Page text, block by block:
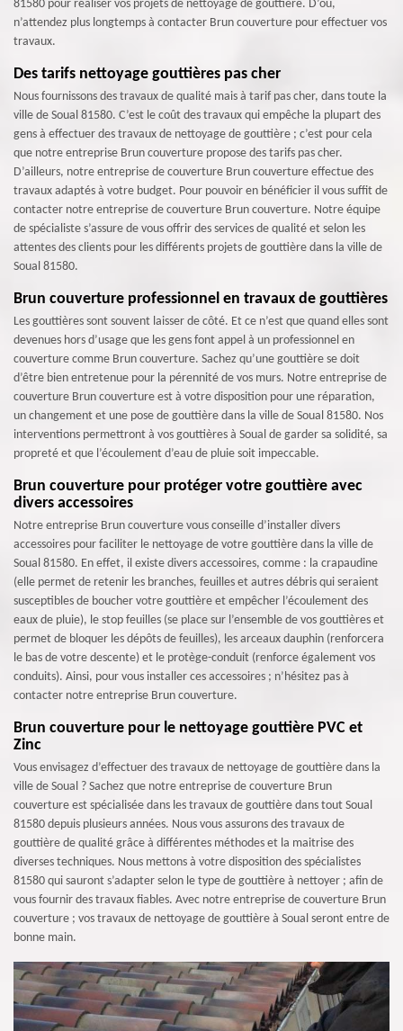
81580 pour réaliser vos projets de nettoyage de gouttière. D’où,
n’attendez plus longtemps à contacter Brun couverture pour effectuer vos
travaux.
Des tarifs nettoyage gouttières pas cher
Nous fournissons des travaux de qualité mais à tarif pas cher, dans toute la
ville de Soual 81580. C’est le coût des travaux qui empêche la plupart des
gens à effectuer des travaux de nettoyage de gouttière ; c’est pour cela
que notre entreprise Brun couverture propose des tarifs pas cher.
D’ailleurs, notre entreprise de couverture Brun couverture effectue des
travaux adaptés à votre budget. Pour pouvoir en bénéficier il vous suffit de
contacter notre entreprise de couverture Brun couverture. Notre équipe
de spécialiste s’assure de vous offrir des services de qualité et selon les
attentes des clients pour les différents projets de gouttière dans la ville de
Soual 81580.
Brun couverture professionnel en travaux de gouttières
Les gouttières sont souvent laisser de côté. Et ce n’est que quand elles sont
devenues hors d’usage que les gens font appel à un professionnel en
couverture comme Brun couverture. Sachez qu’une gouttière se doit
d’être bien entretenue pour la pérennité de vos murs. Notre entreprise de
couverture Brun couverture est à votre disposition pour une réparation,
un changement et une pose de gouttière dans la ville de Soual 81580. Nos
interventions permettront à vos gouttières à Soual de garder sa solidité, sa
propreté et que l’écoulement d’eau de pluie soit impeccable.
Brun couverture pour protéger votre gouttière avec
divers accessoires
Notre entreprise Brun couverture vous conseille d’installer divers
accessoires pour faciliter le nettoyage de votre gouttière dans la ville de
Soual 81580. En effet, il existe divers accessoires, comme : la crapaudine
(elle permet de retenir les branches, feuilles et autres débris qui seraient
susceptibles de boucher votre gouttière et empêcher l’écoulement des
eaux de pluie), le stop feuilles (se place sur l’ensemble de vos gouttières et
permet de bloquer les dépôts de feuilles), les arceaux dauphin (renforcera
le bas de votre descente) et le protège-conduit (renforce également vos
conduits). Ainsi, pour vous installer ces accessoires ; n’hésitez pas à
contacter notre entreprise Brun couverture.
Brun couverture pour le nettoyage gouttière PVC et
Zinc
Vous envisagez d’effectuer des travaux de nettoyage de gouttière dans la
ville de Soual ? Sachez que notre entreprise de couverture Brun
couverture est spécialisée dans les travaux de gouttière dans tout Soual
81580 depuis plusieurs années. Nous vous assurons des travaux de
gouttière de qualité grâce à différentes méthodes et la maitrise des
diverses techniques. Nous mettons à votre disposition des spécialistes
81580 qui sauront s’adapter selon le type de gouttière à nettoyer ; afin de
vous fournir des travaux fiables. Avec notre entreprise de couverture Brun
couverture ; vos travaux de nettoyage de gouttière à Soual seront entre de
bonne main.